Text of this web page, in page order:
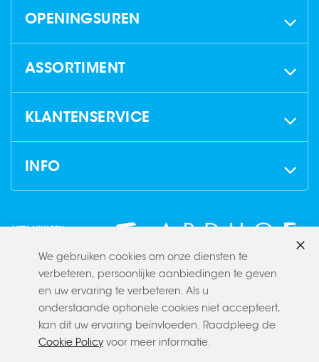
OPENINGSUREN
ASSORTIMENT
KLANTENSERVICE
INFO
We gebruiken cookies om onze diensten te
verbeteren, persoonlijke aanbiedingen te geven
en uw ervaring te verbeteren. Als u
onderstaande optionele cookies niet accepteert,
kan dit uw ervaring beïnvloeden. Raadpleeg de
Cookie Policy voor meer informatie.